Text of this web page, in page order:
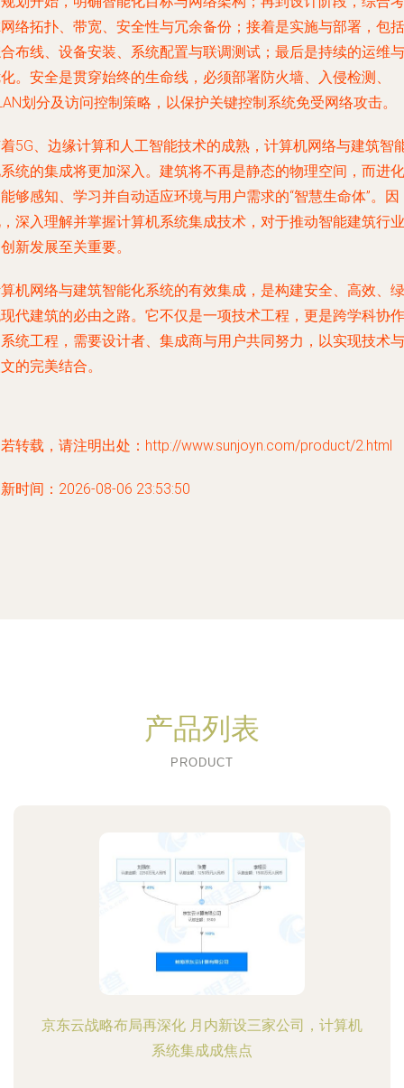
络拓扑、带宽、安全性与冗余备份；接着是实施与部署，包括
布线、设备安装、系统配置与联调测试；最后是持续的运维与
。安全是贯穿始终的生命线，必须部署防火墙、入侵检测、
划分及访问控制策略，以保护关键控制系统免受网络攻击。
5G、边缘计算和人工智能技术的成熟，计算机网络与建筑智
统的集成将更加深入。建筑将不再是静态的物理空间，而进化
够感知、学习并自动适应环境与用户需求的“智慧生命体”。因
深入理解并掌握计算机系统集成技术，对于推动智能建筑行业
新发展至关重要。
机网络与建筑智能化系统的有效集成，是构建安全、高效、绿
代建筑的必由之路。它不仅是一项技术工程，更是跨学科协作
统工程，需要设计者、集成商与用户共同努力，以实现技术与
的完美结合。
转载，请注明出处：http://www.sunjoyn.com/product/2.html
时间：2026-08-06 23:53:50
产品列表
PRODUCT
京东云战略布局再深化 月内新设三家公司，计算机
系统集成成焦点